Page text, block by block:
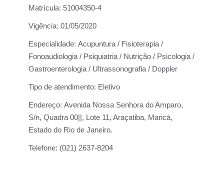
Matrícula: 51004350-4
Vigência: 01/05/2020
Especialidade: Acupuntura / Fisioterapia /
Fonoaudiologia / Psiquiatria / Nutrição / Psicologia /
Gastroenterologia / Ultrassonografia / Doppler
Tipo de atendimento: Eletivo
Endereço: Avenida Nossa Senhora do Amparo,
S/n, Quadra 00||, Lote 11, Araçatiba, Maricá,
Estado do Rio de Janeiro.
Telefone: (021) 2637-8204